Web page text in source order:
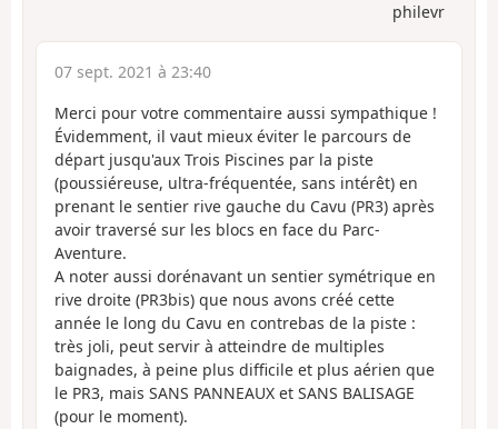
philevr
07 sept. 2021 à 23:40
Merci pour votre commentaire aussi sympathique !
Évidemment, il vaut mieux éviter le parcours de
départ jusqu'aux Trois Piscines par la piste
(poussiéreuse, ultra-fréquentée, sans intérêt) en
prenant le sentier rive gauche du Cavu (PR3) après
avoir traversé sur les blocs en face du Parc-
Aventure.
A noter aussi dorénavant un sentier symétrique en
rive droite (PR3bis) que nous avons créé cette
année le long du Cavu en contrebas de la piste :
très joli, peut servir à atteindre de multiples
baignades, à peine plus difficile et plus aérien que
le PR3, mais SANS PANNEAUX et SANS BALISAGE
(pour le moment).